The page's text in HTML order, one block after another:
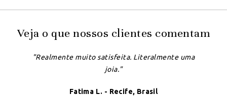
Veja o que nossos clientes comentam
"Realmente muito satisfeita. Literalmente uma
joia."
Fatima L. - Recife, Brasil